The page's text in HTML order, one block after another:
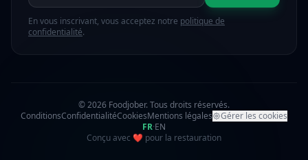
En vous inscrivant, vous acceptez notre politique de
confidentialité.
© 2026 Foodjober. Tous droits réservés.
ConditionsConfidentialitéCookiesMentions légales
Gérer les cookies
FR·EN
Conçu avec ❤ amour
pour la restauration